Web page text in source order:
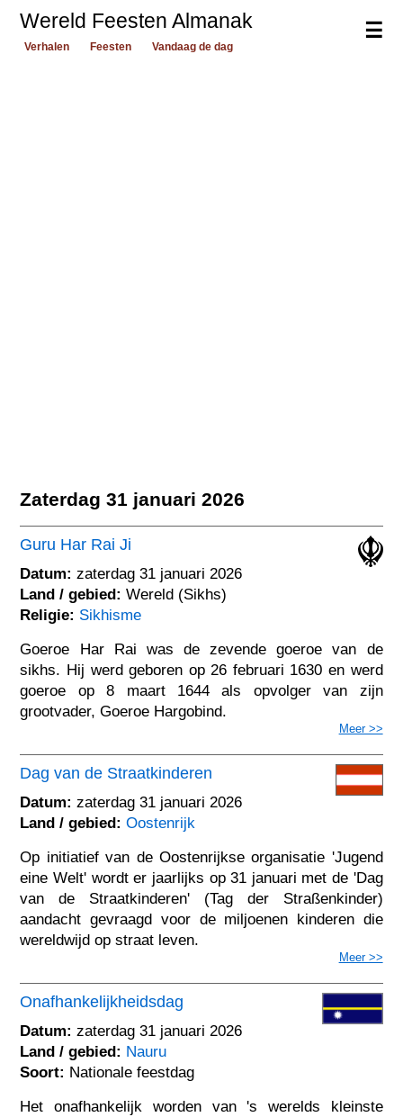
☰
Wereld Feesten Almanak
Verhalen Feesten Vandaag de dag
Zaterdag 31 januari 2026
Guru Har Rai Ji
Datum: zaterdag 31 januari 2026
Land / gebied: Wereld (Sikhs)
Religie: Sikhisme
Goeroe Har Rai was de zevende goeroe van de
sikhs. Hij werd geboren op 26 februari 1630 en werd
goeroe op 8 maart 1644 als opvolger van zijn
grootvader, Goeroe Hargobind.
Meer >>
Dag van de Straatkinderen
Datum: zaterdag 31 januari 2026
Land / gebied: Oostenrijk
Op initiatief van de Oostenrijkse organisatie 'Jugend
eine Welt' wordt er jaarlijks op 31 januari met de 'Dag
van de Straatkinderen' (Tag der Straßenkinder)
aandacht gevraagd voor de miljoenen kinderen die
wereldwijd op straat leven.
Meer >>
Onafhankelijkheidsdag
Datum: zaterdag 31 januari 2026
Land / gebied: Nauru
Soort: Nationale feestdag
Het onafhankelijk worden van 's werelds kleinste